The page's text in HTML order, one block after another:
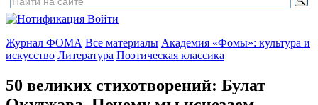
Войти
Журнал ФОМА Все материалы Академия «Фомы»: культура и
искусство Литература Поэтическая классика
50 великих стихотворений: Булат